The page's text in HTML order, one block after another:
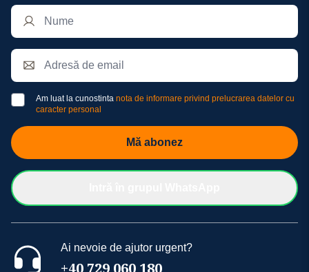
Am luat la cunostinta nota de informare privind prelucrarea datelor cu
caracter personal
Mă abonez
Ai nevoie de ajutor urgent?